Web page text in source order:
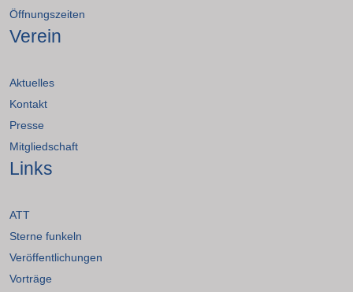
Öffnungszeiten
Verein
Aktuelles
Kontakt
Presse
Mitgliedschaft
Links
ATT
Sterne funkeln
Veröffentlichungen
Vorträge